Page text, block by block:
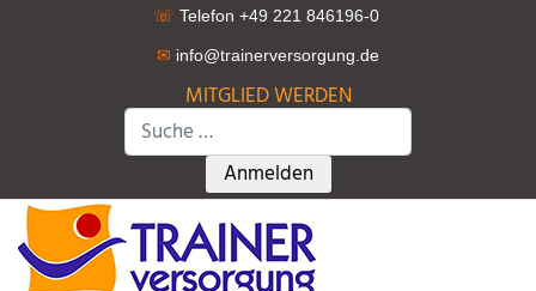
☏ Telefon +49 221 846196-0
✉ info@trainerversorgung.de
MITGLIED WERDEN
Suchen
Type 2 or more characters for
Anmelden